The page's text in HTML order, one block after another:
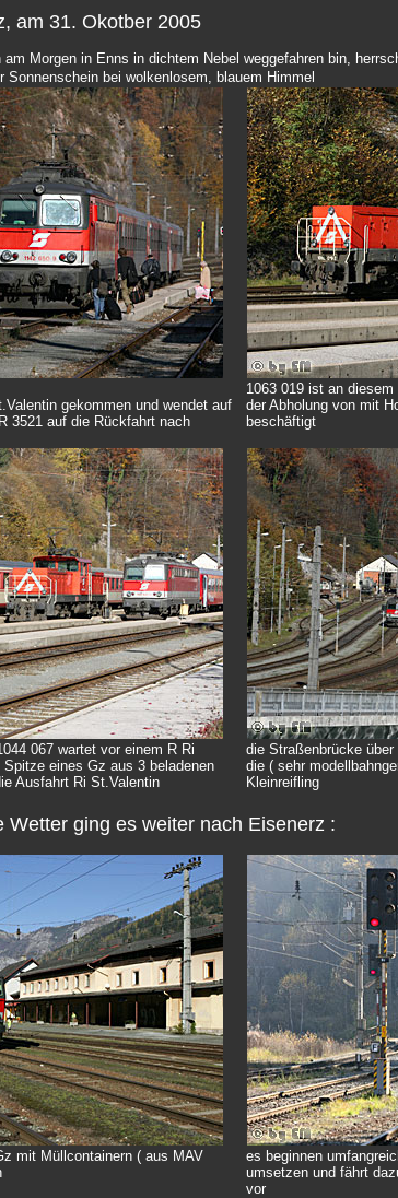
am 31. Okotber 2005
am Morgen in Enns in dichtem Nebel weggefahren bin,
bei wolkenlosem, blauem Himmel
gekommen und wendet auf
3521 auf die Rückfahrt nach
1063 019 ist an
der Abholung von mit
beschäftigt
067 wartet vor einem R Ri
eines Gz aus 3 beladenen
Ausfahrt Ri St.Valentin
die Straßenbrücke
die ( sehr
Kleinreifling
Wetter ging es weiter nach Eisenerz :
mit Müllcontainern ( aus MAV
es beginnen
umsetzen und fährt
vor